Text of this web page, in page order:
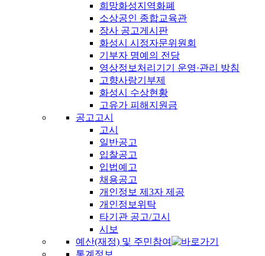
희망화성지역화폐
소상공인 종합교육관
장사 공고게시판
화성시 시정자문위원회
기부자 명예의 전당
영상정보처리기기 운영·관리 방침
고향사랑기부제
화성시 수상현황
고유가 피해지원금
공고고시
고시
일반공고
입찰공고
입법예고
채용공고
개인정보 제3자 제공
개인정보위탁
타기관 공고/고시
시보
예산(재정) 및 주민참여